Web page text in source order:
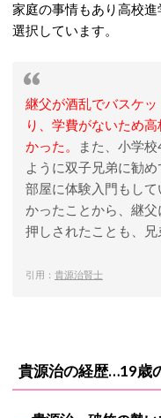
家庭の事情もあり高校
選択しています。
継父が酒乱でバスケ
り、学費がないため
かった。
また、小学
ように双子兄弟に勧
部屋に体験入門もし
かったことから、継
押しされたことも、兄
引用： 貴源治賢士
貴源治の経歴…19歳